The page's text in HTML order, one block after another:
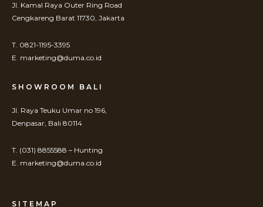
Jl. Kamal Raya Outer Ring Road
Cengkareng Barat 11730, Jakarta
T. 0821-1195-3395
E. marketing@duma.co.id
SHOWROOM BALI
Jl. Raya Teuku Umar no 196,
Denpasar, Bali 80114
T. (031) 8855588 – Hunting
E. marketing@duma.co.id
SITEMAP